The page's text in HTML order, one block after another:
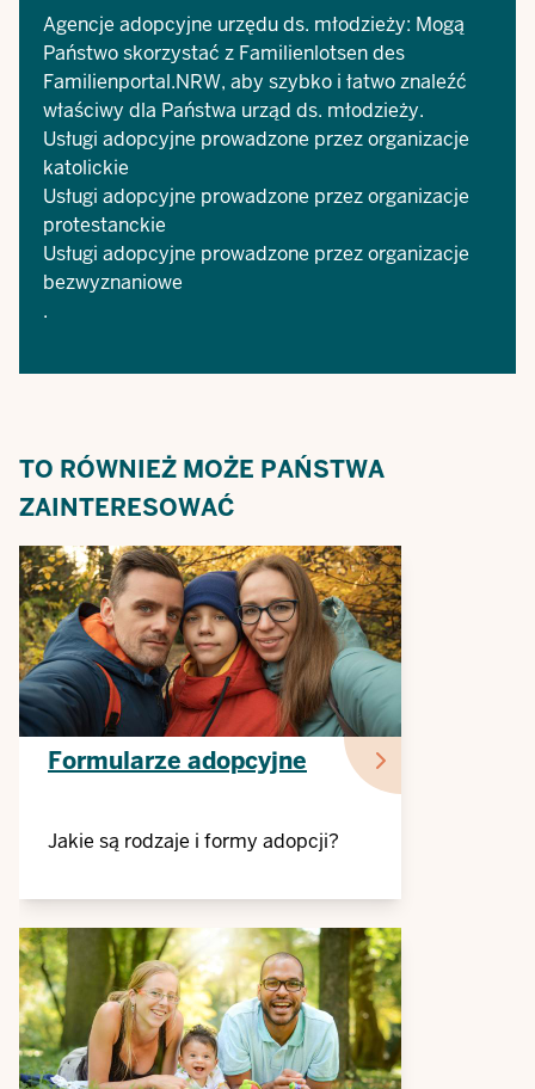
Agencje adopcyjne urzędu ds. młodzieży: Mogą
Państwo skorzystać z Familienlotsen des
Familienportal.NRW, aby szybko i łatwo znaleźć
właściwy dla Państwa urząd ds. młodzieży.
Usługi adopcyjne prowadzone przez organizacje
katolickie
Usługi adopcyjne prowadzone przez organizacje
protestanckie
Usługi adopcyjne prowadzone przez organizacje
bezwyznaniowe
.
TO RÓWNIEŻ MOŻE PAŃSTWA
ZAINTERESOWAĆ
Formularze adopcyjne
Jakie są rodzaje i formy adopcji?